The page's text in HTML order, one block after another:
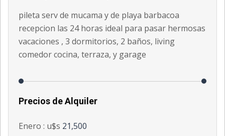
pileta serv de mucama y de playa barbacoa
recepcion las 24 horas ideal para pasar hermosas
vacaciones , 3 dormitorios, 2 baños, living
comedor cocina, terraza, y garage
Precios de Alquiler
Enero : u$s 21,500